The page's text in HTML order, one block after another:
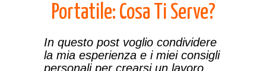
Portatile: Cosa Ti Serve?
In questo post voglio condividere
la mia esperienza e i miei consigli
personali per crearsi un lavoro